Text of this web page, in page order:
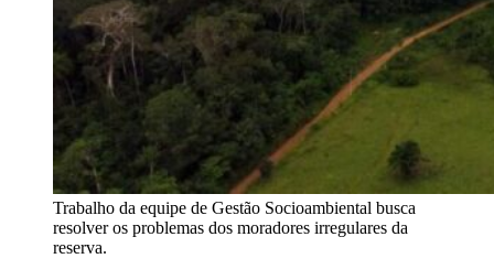
Trabalho da equipe de Gestão Socioambiental busca
resolver os problemas dos moradores irregulares da
reserva.